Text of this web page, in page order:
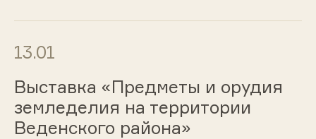
13.01
Выставка «Предметы и орудия
земледелия на территории
Веденского района»